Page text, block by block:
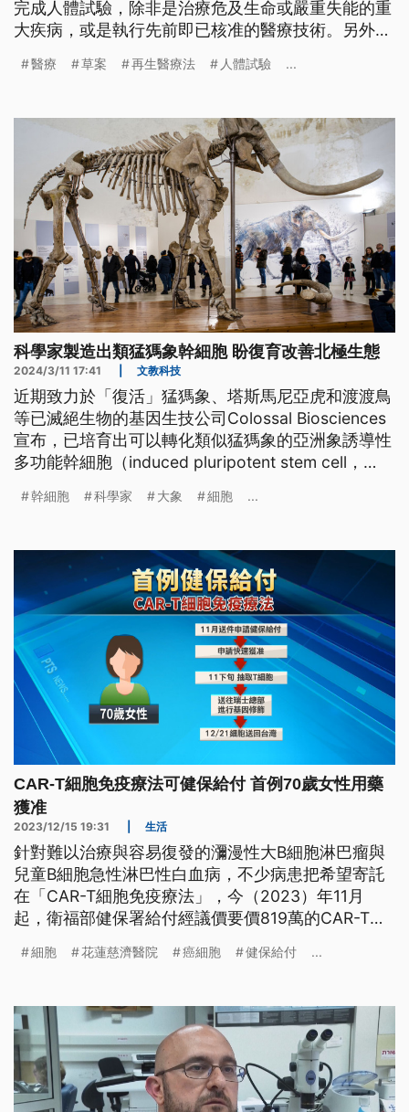
完成人體試驗，除非是治療危及生命或嚴重失能的重
大疾病，或是執行先前即已核准的醫療技術。另外也
事相關醫療行為或廣告時，最高可開罰2千萬元。
醫療 草案 再生醫療法 人體試驗 ...
科學家製造出類猛獁象幹細胞 盼復育改善北極生態
2024/3/11 17:41 文教科技
近期致力於「復活」猛獁象、塔斯馬尼亞虎和渡渡鳥
等已滅絕生物的基因生技公司Colossal Biosciences
宣布，已培育出可以轉化類似猛獁象的亞洲象誘導性
多功能幹細胞（induced pluripotent stem cell，
科學家如何「復活」猛獁象？又為什麼要復活已經滅
幹細胞 科學家 大象 細胞 ...
CAR-T細胞免疫療法可健保給付 首例70歲女性用藥
獲准
2023/12/15 19:31 生活
針對難以治療與容易復發的瀰漫性大B細胞淋巴瘤與
兒童B細胞急性淋巴性白血病，不少病患把希望寄託
在「CAR-T細胞免疫療法」，今（2023）年11月
起，衛福部健保署給付經議價要價819萬的CAR-T細
70歲女性。
細胞 花蓮慈濟醫院 癌細胞 健保給付 ...